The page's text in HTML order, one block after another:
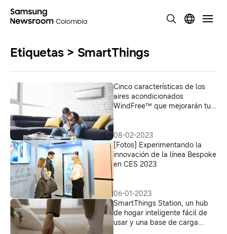
Etiquetas > SmartThings
Cinco características de los
aires acondicionados
WindFree™ que mejorarán tu
08-02-2023
[Fotos] Experimentando la
innovación de la línea Bespoke
en CES 2023
06-01-2023
SmartThings Station, un hub
de hogar inteligente fácil de
usar y una base de carga